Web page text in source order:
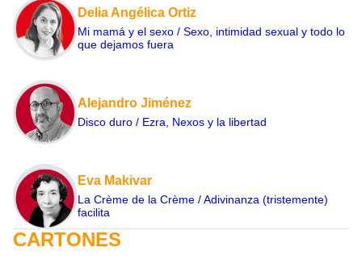
Delia Angélica Ortiz
Mi mamá y el sexo / Sexo, intimidad sexual y todo lo
que dejamos fuera
Alejandro Jiménez
Disco duro / Ezra, Nexos y la libertad
Eva Makivar
La Crème de la Crème / Adivinanza (tristemente)
facilita
CARTONES